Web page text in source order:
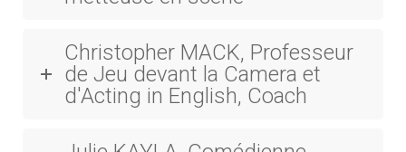
Christopher MACK, Professeur
de Jeu devant la Camera et
d'Acting in English, Coach